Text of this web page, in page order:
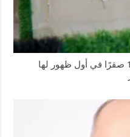
مزرعة رومانية تشارك بأكثر من 120 صقرًا في أول ظهور لها